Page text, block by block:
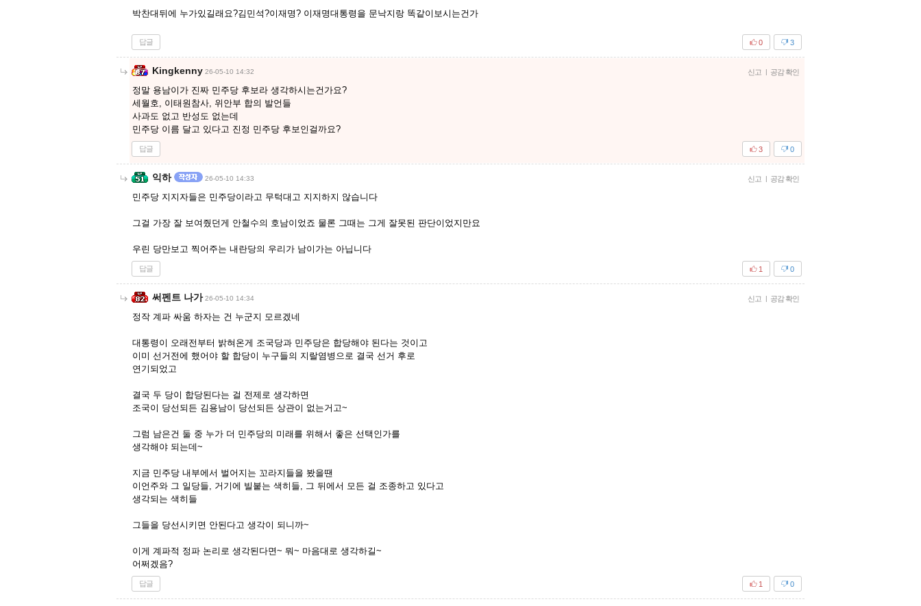
박찬대뒤에 누가있길래요?김민석?이재명? 이재명대통령을 문낙지랑 똑같이보시는건가
답글 3
0
Kingkenny 26-05-10 14:32 신고 | 공감 확인
정말 용남이가 진짜 민주당 후보라 생각하시는건가요?
세월호, 이태원참사, 위안부 합의 발언들
사과도 없고 반성도 없는데
민주당 이름 달고 있다고 진정 민주당 후보인걸까요?
답글 0
3
익하 26-05-10 14:33 신고 | 공감 확인
민주당 지지자들은 민주당이라고 무턱대고 지지하지 않습니다
그걸 가장 잘 보여줬던게 안철수의 호남이었죠 물론 그때는 그게 잘못된 판단이었지만요
우린 당만보고 찍어주는 내란당의 우리가 남이가는 아닙니다
답글 0
1
써펜트 나가 26-05-10 14:34 신고 | 공감 확인
정작 계파 싸움 하자는 건 누군지 모르겠네
대통령이 오래전부터 밝혀온게 조국당과 민주당은 합당해야 된다는 것이고
이미 선거전에 했어야 할 합당이 누구들의 지랄염병으로 결국 선거 후로
연기되었고
결국 두 당이 합당된다는 걸 전제로 생각하면
조국이 당선되든 김용남이 당선되든 상관이 없는거고~
그럼 남은건 둘 중 누가 더 민주당의 미래를 위해서 좋은 선택인가를
생각해야 되는데~
지금 민주당 내부에서 벌어지는 꼬라지들을 봤을땐
이언주와 그 일당들, 거기에 빌붙는 색히들, 그 뒤에서 모든 걸 조종하고 있다고
생각되는 색히들
그들을 당선시키면 안된다고 생각이 되니까~
이게 계파적 정파 논리로 생각된다면~ 뭐~ 마음대로 생각하길~
어쩌겠음?
답글 0
1